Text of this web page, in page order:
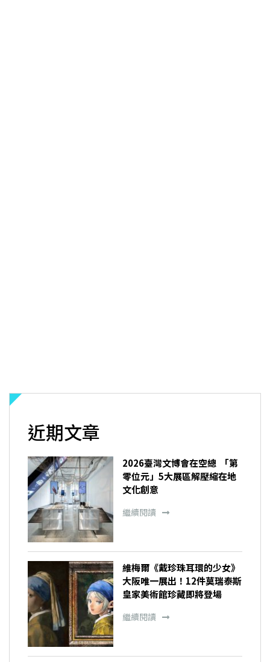
近期文章
2026臺灣文博會在空總 「第
零位元」5大展區解壓縮在地
文化創意
繼續閱讀
維梅爾《戴珍珠耳環的少女》
大阪唯一展出！12件莫瑞泰斯
皇家美術館珍藏即將登場
繼續閱讀